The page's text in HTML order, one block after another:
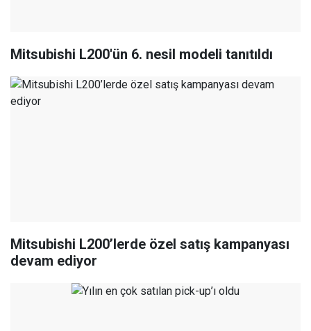
Mitsubishi L200'ün 6. nesil modeli tanıtıldı
Mitsubishi L200’lerde özel satış kampanyası
devam ediyor